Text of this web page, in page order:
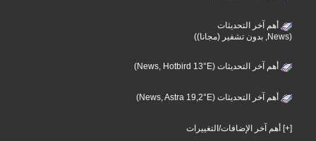
أهم آخر التحديثات
(News, بدون تشفير (مجانا))
أهم آخر التحديثات (News, Hotbird 13°E)
أهم آخر التحديثات (News, Astra 19,2°E)
[+] أهم آخر الإضافات/التغييرات